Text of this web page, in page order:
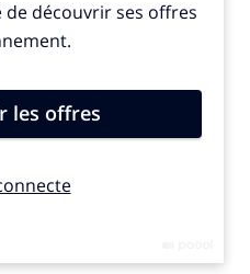
la puissance des
un enthousiasme et une
sociales, tous les âges
dégage de ce sondage. Le